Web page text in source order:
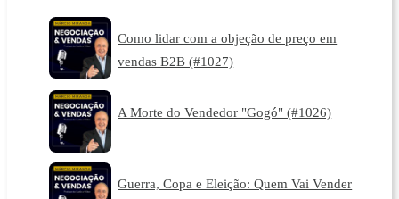
Como lidar com a objeção de preço em
vendas B2B (#1027)
A Morte do Vendedor "Gogó" (#1026)
Guerra, Copa e Eleição: Quem Vai Vender